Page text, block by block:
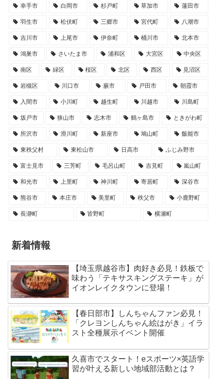
幸手市 白岡市 杉戸町 草加市 蓮田市
羽生市 松伏町 三郷市 宮代町 八潮市
吉川市 上尾市 伊奈町 桶川市 北本市
鴻巣市 さいたま市 浦和区 大宮区 中央区
南区 緑区 桜区 北区 西区 見沼区
岩槻区 川口市 蕨市 戸田市 朝霞市
入間市 小川町 越生町 川越市 川島町
坂戸市 狭山市 志木市 鶴ヶ島市 ときがわ町
所沢市 滑川町 新座市 鳩山町 飯能市
東秩父村 東松山市 日高市 ふじみ野市
富士見市 三芳町 毛呂山町 吉見町 嵐山町
和光市 上里町 神川町 寄居町 深谷市
熊谷市 本庄市 美里町 秩父市 小鹿野町
長瀞町 皆野町 横瀬町
新着情報
【埼玉県越谷市】肉好き必見！鉄板で
味わう「テキサスキングステーキ」が
イオンレイクタウンに登場！
【春日部市】しんちゃんファン必見！
「クレヨンしんちゃん絵はがき」イラ
スト全種展示イベント開催
久喜市でスタート！eスポーツ×英語学
習が叶える新しい地域部活動とは？